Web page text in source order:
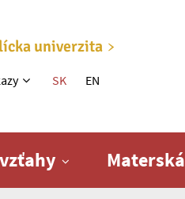
univerzita
SK EN